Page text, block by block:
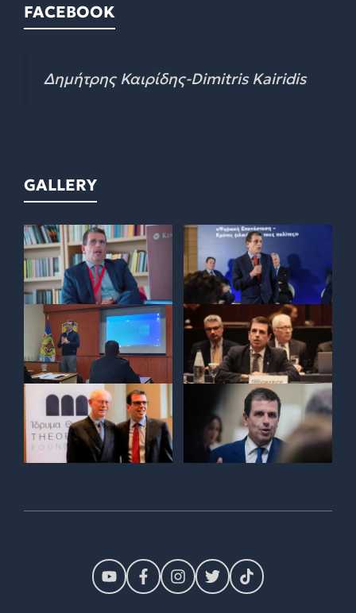
FACEBOOK
Δημήτρης Καιρίδης-Dimitris Kairidis
GALLERY